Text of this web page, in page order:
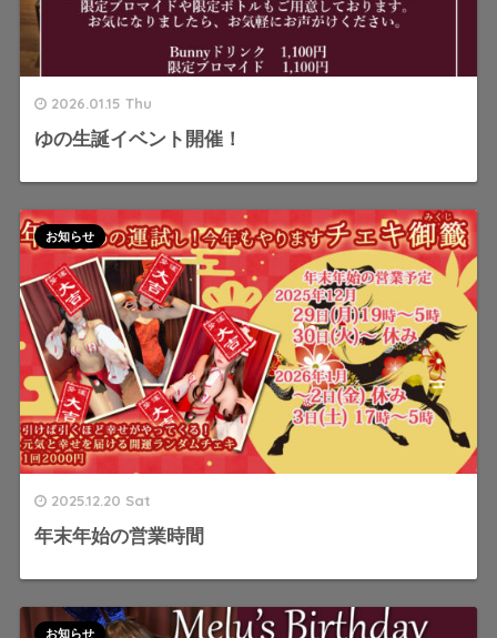
2026.01.15 Thu
ゆの生誕イベント開催！
2025.12.20 Sat
年末年始の営業時間
お知らせ
お知らせ